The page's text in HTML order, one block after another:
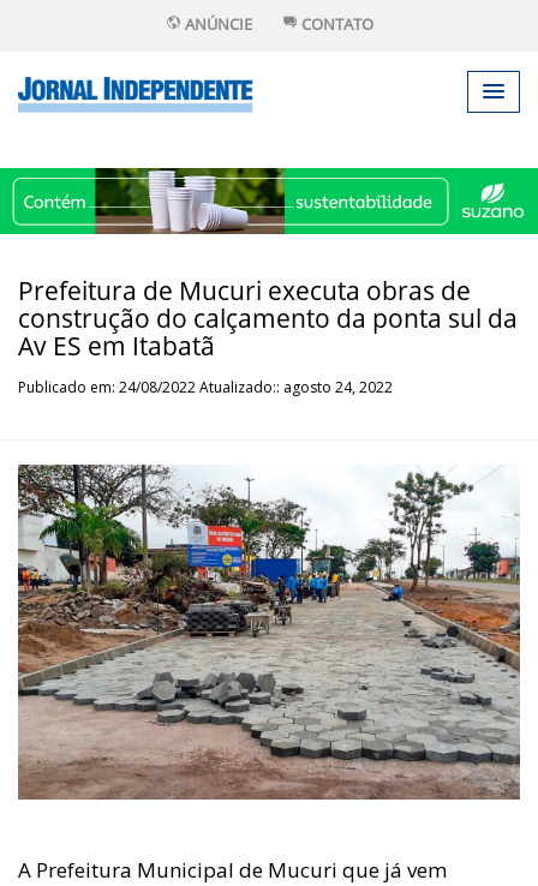
ANÚNCIE CONTATO
Prefeitura de Mucuri executa obras de
construção do calçamento da ponta sul da
Av ES em Itabatã
Publicado em: 24/08/2022 Atualizado:: agosto 24, 2022
A Prefeitura Municipal de Mucuri que já vem